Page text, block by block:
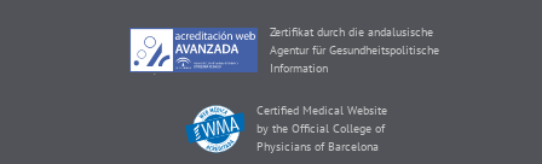
Zertifikat durch die andalusische
Agentur für Gesundheitspolitische
Information
Certified Medical Website
by the Official College of
Physicians of Barcelona